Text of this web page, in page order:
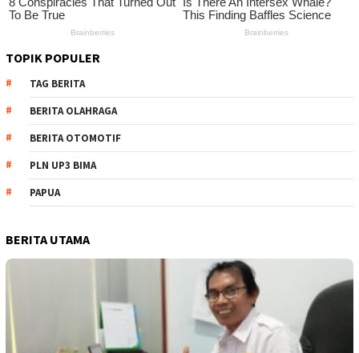
TOPIK POPULER
TAG BERITA
BERITA OLAHRAGA
BERITA OTOMOTIF
PLN UP3 BIMA
PAPUA
BERITA UTAMA